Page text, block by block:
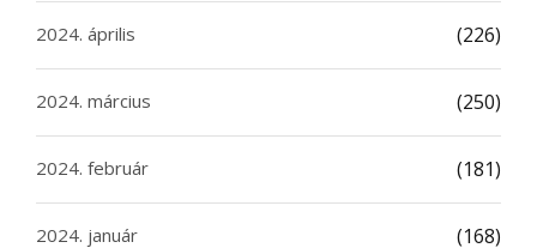
2024. április (226)
2024. március (250)
2024. február (181)
2024. január (168)